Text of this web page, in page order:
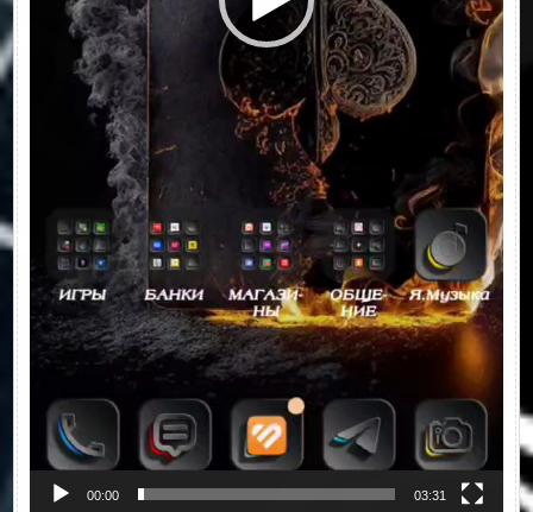
00:00 03:31